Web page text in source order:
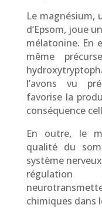
Le magnésium,
d’Epsom, joue
mélatonine. En
même
l’avons vu
favorise la
conséquence
En outre, le
qualité du
système
chimiques dans